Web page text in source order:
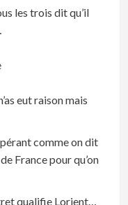
les trois dit qu’il
eut raison mais
comme on dit
France pour qu’on
qualifie Lorient…